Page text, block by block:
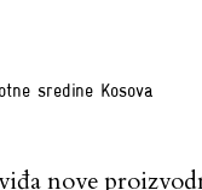
sredine Kosova
nove